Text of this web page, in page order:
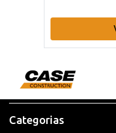
Categorias